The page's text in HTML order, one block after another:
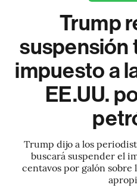
Trump
suspensión
impuesto a
EE.UU.
Trump dijo a los
buscará suspender el
centavos por galón sobre